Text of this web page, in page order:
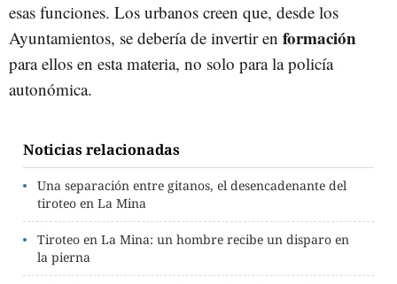
esas funciones. Los urbanos creen que, desde los
Ayuntamientos, se debería de invertir en formación
para ellos en esta materia, no solo para la policía
autonómica.
Noticias relacionadas
Una separación entre gitanos, el desencadenante del
tiroteo en La Mina
Tiroteo en La Mina: un hombre recibe un disparo en
la pierna